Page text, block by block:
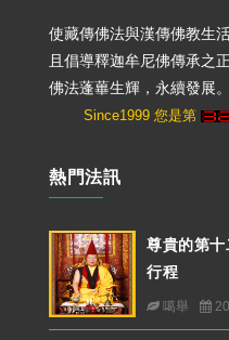
使藏傳佛法與漢傳佛教生
且倡導釋迦牟尼佛傳承之
佛法蓬蓽生輝，永續發展。
Since1999 您是第
熱門法訊
尊貴的第
行程
噶舉